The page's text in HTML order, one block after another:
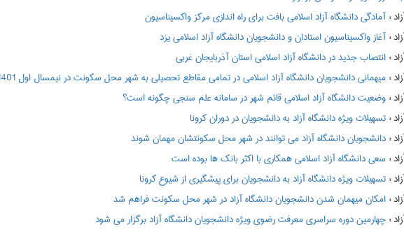
: آمادگی دانشگاه آزاد اسلامی بافت برای راه اندازی مرکز واکسیناسیون
: آغاز واکسیناسیون استادان و دانشجویان دانشگاه آزاد اسلامی یزد
: انتصاب جدید در دانشگاه آزاد اسلامی استان آذربایجان غربی
: میهمانی دانشجویان دانشگاه آزاد اسلامی در تمامی مقاطع تحصیلی به شهر محل سکونت در نیمسال اول 1401-1400 فراهم شد
: وضعیت دانشگاه آزاد اسلامی قائم شهر در سامانه علم سنجی چگونه است؟
: تسهیلات ویژه دانشگاه آزاد به دانشجویان در دوران کرونا
: دانشجویان دانشگاه آزاد می توانند در شهر محل سکونتشان مهمان شوند
: سعی دانشگاه آزاد اسلامی همکاری با اکثر بانک ها بوده است
: تسهیلات ویژه دانشگاه آزاد به دانشجویان برای پیشگیری از شیوع کرونا
: امکان میهمان شدن دانشجویان دانشگاه آزاد در شهر محل سکونت فراهم شد
: چهارمین دوره سراسری معرفت رضوی ویژه دانشجویان دانشگاه آزاد برگزار می شود